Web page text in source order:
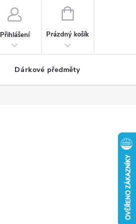
Přihlášení
NÁKUPNÍ
Prázdný košík
Dárkové předměty